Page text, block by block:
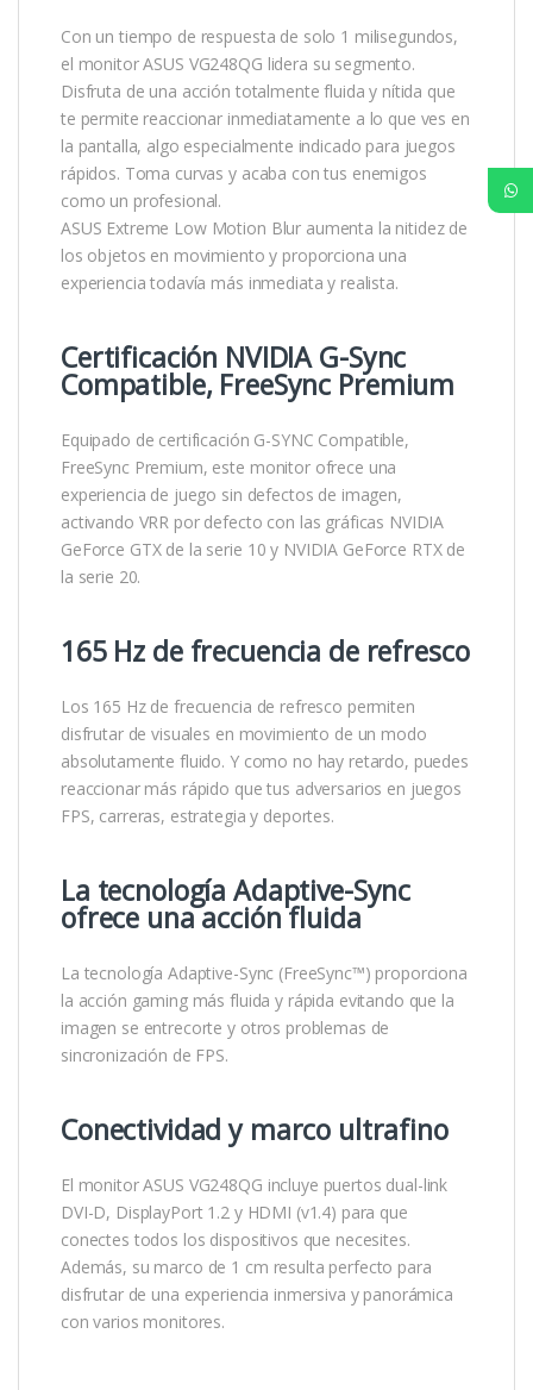
Con un tiempo de respuesta de solo 1 milisegundos,
el monitor ASUS VG248QG lidera su segmento.
Disfruta de una acción totalmente fluida y nítida que
te permite reaccionar inmediatamente a lo que ves en
la pantalla, algo especialmente indicado para juegos
rápidos. Toma curvas y acaba con tus enemigos
como un profesional.
ASUS Extreme Low Motion Blur aumenta la nitidez de
los objetos en movimiento y proporciona una
experiencia todavía más inmediata y realista.
Certificación NVIDIA G-Sync
Compatible, FreeSync Premium
Equipado de certificación G-SYNC Compatible,
FreeSync Premium, este monitor ofrece una
experiencia de juego sin defectos de imagen,
activando VRR por defecto con las gráficas NVIDIA
GeForce GTX de la serie 10 y NVIDIA GeForce RTX de
la serie 20.
165 Hz de frecuencia de refresco
Los 165 Hz de frecuencia de refresco permiten
disfrutar de visuales en movimiento de un modo
absolutamente fluido. Y como no hay retardo, puedes
reaccionar más rápido que tus adversarios en juegos
FPS, carreras, estrategia y deportes.
La tecnología Adaptive-Sync
ofrece una acción fluida
La tecnología Adaptive-Sync (FreeSync™) proporciona
la acción gaming más fluida y rápida evitando que la
imagen se entrecorte y otros problemas de
sincronización de FPS.
Conectividad y marco ultrafino
El monitor ASUS VG248QG incluye puertos dual-link
DVI-D, DisplayPort 1.2 y HDMI (v1.4) para que
conectes todos los dispositivos que necesites.
Además, su marco de 1 cm resulta perfecto para
disfrutar de una experiencia inmersiva y panorámica
con varios monitores.